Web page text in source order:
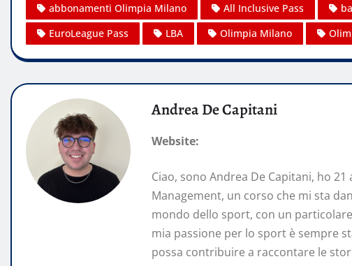
abbonamenti Olimpia Milano All Inclusive Pass
EuroLeague Pass
LBA Olimpia Milano
Andrea De Capitani
Website:
Ciao, sono Andrea De Capitani, ho
Management, un corso che mi sta
mondo dello sport, con un
mia passione per lo sport è sempre
possa contribuire a raccontare le